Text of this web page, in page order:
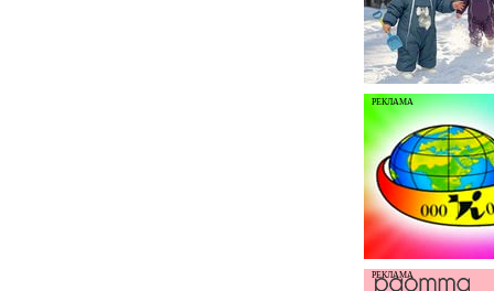
РЕКЛАМА
РЕКЛАМА